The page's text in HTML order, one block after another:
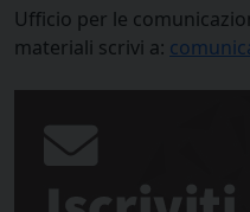
Ufficio per le
materiali scrivi a: